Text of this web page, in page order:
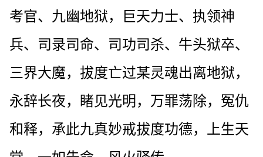
考官、九幽地狱，巨天力士、执领神
兵、司录司命、司功司杀、牛头狱卒、
三界大魔，拔度亡过某灵魂出离地狱，
永辞长夜，睹见光明，万罪荡除，冤仇
和释，承此九真妙戒拔度功德，上生天